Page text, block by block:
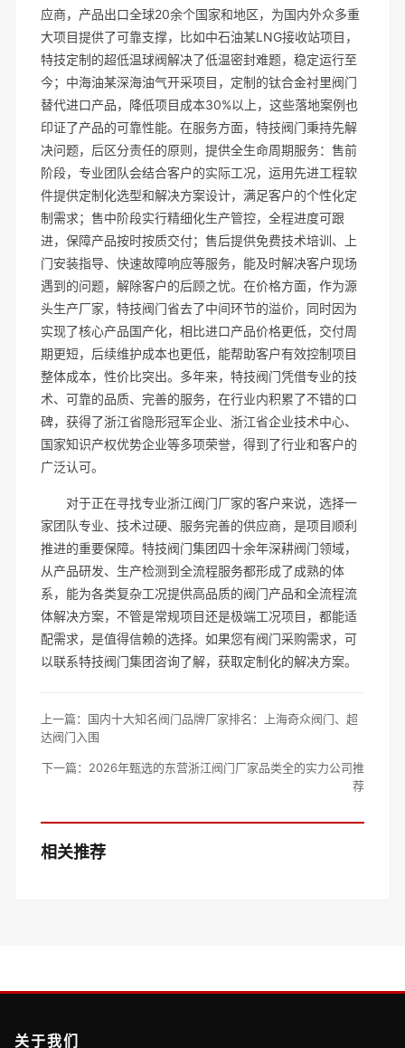
应商，产品出口全球20余个国家和地区，为国内外众多重
大项目提供了可靠支撑，比如中石油某LNG接收站项目，
特技定制的超低温球阀解决了低温密封难题，稳定运行至
今；中海油某深海油气开采项目，定制的钛合金衬里阀门
替代进口产品，降低项目成本30%以上，这些落地案例也
印证了产品的可靠性能。在服务方面，特技阀门秉持先解
决问题，后区分责任的原则，提供全生命周期服务：售前
阶段，专业团队会结合客户的实际工况，运用先进工程软
件提供定制化选型和解决方案设计，满足客户的个性化定
制需求；售中阶段实行精细化生产管控，全程进度可跟
进，保障产品按时按质交付；售后提供免费技术培训、上
门安装指导、快速故障响应等服务，能及时解决客户现场
遇到的问题，解除客户的后顾之忧。在价格方面，作为源
头生产厂家，特技阀门省去了中间环节的溢价，同时因为
实现了核心产品国产化，相比进口产品价格更低，交付周
期更短，后续维护成本也更低，能帮助客户有效控制项目
整体成本，性价比突出。多年来，特技阀门凭借专业的技
术、可靠的品质、完善的服务，在行业内积累了不错的口
碑，获得了浙江省隐形冠军企业、浙江省企业技术中心、
国家知识产权优势企业等多项荣誉，得到了行业和客户的
广泛认可。
对于正在寻找专业浙江阀门厂家的客户来说，选择一
家团队专业、技术过硬、服务完善的供应商，是项目顺利
推进的重要保障。特技阀门集团四十余年深耕阀门领域，
从产品研发、生产检测到全流程服务都形成了成熟的体
系，能为各类复杂工况提供高品质的阀门产品和全流程流
体解决方案，不管是常规项目还是极端工况项目，都能适
配需求，是值得信赖的选择。如果您有阀门采购需求，可
以联系特技阀门集团咨询了解，获取定制化的解决方案。
上一篇： 国内十大知名阀门品牌厂家排名：上海奇众阀门、超
达阀门入围
下一篇： 2026年甄选的东营浙江阀门厂家品类全的实力公司推
荐
相关推荐
关于我们